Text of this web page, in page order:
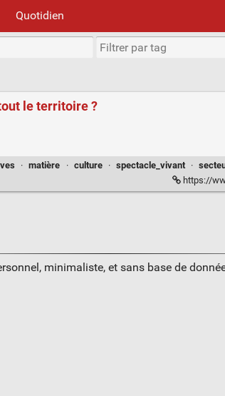
Quotidien
le territoire ?
· matière · culture · spectacle_vivant ·
https://
minimaliste, et sans base de